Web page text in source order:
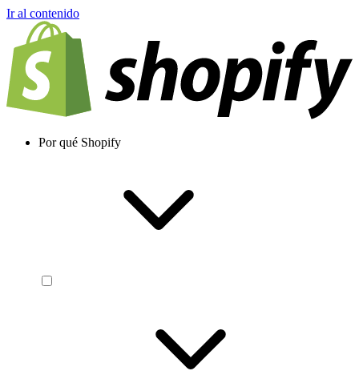
Ir al contenido
Por qué Shopify